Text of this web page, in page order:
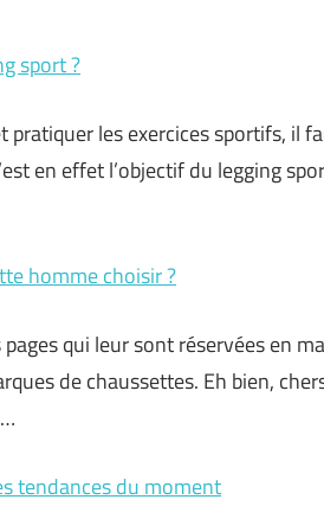
sport ?
pratiquer les exercices sportifs, il
en effet l’objectif du legging
homme choisir ?
qui leur sont réservées en
de chaussettes. Eh bien,
tendances du moment